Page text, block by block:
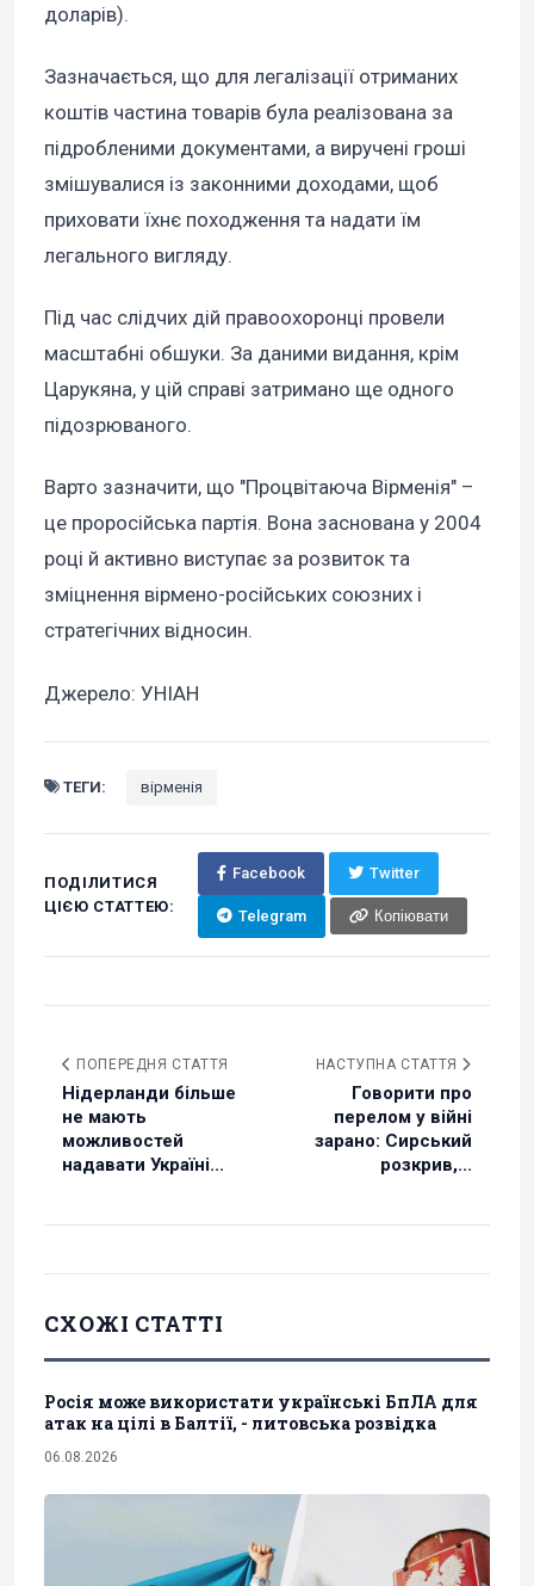
доларів).
Зазначається, що для легалізації отриманих
коштів частина товарів була реалізована за
підробленими документами, а виручені гроші
змішувалися із законними доходами, щоб
приховати їхнє походження та надати їм
легального вигляду.
Під час слідчих дій правоохоронці провели
масштабні обшуки. За даними видання, крім
Царукяна, у цій справі затримано ще одного
підозрюваного.
Варто зазначити, що "Процвітаюча Вірменія" –
це проросійська партія. Вона заснована у 2004
році й активно виступає за розвиток та
зміцнення вірмено-російських союзних і
стратегічних відносин.
Джерело: УНІАН
ТЕГИ: вірменія
ПОДІЛИТИСЯ
ЦІЄЮ СТАТТЕЮ:
Facebook Twitter
Telegram Копіювати
ПОПЕРЕДНЯ СТАТТЯ
Нідерланди більше
не мають
можливостей
надавати Україні...
НАСТУПНА СТАТТЯ
Говорити про
перелом у війні
зарано: Сирський
розкрив,...
СХОЖІ СТАТТІ
Росія може використати українські БпЛА для
атак на цілі в Балтії, - литовська розвідка
06.08.2026